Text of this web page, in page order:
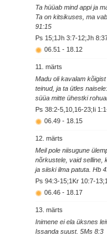
Ta hüüab mind appi ja
Ta on kitsikuses, ma
91:15
Ps 15;1Jh 3:7-12;Jh
06.51 - 18.12
11. märts
Madu oli kavalam
teinud, ja ta ütles
süüa mitte ühestki
Ps 38:2-5,10,16-23;Ii
06.49 - 18.15
12. märts
Meil pole niisugune
nõrkustele, vaid selline,
ja siiski ilma patuta. Hb
Ps 94:3-15;1Kr 10:7-
06.46 - 18.17
13. märts
Inimene ei ela üksnes
Issanda suust. 5Ms 8:3